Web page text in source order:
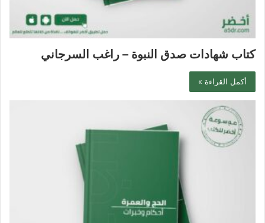
كتاب شهادات صدق النبوة – راغب السرجاني
أكمل القراءة »